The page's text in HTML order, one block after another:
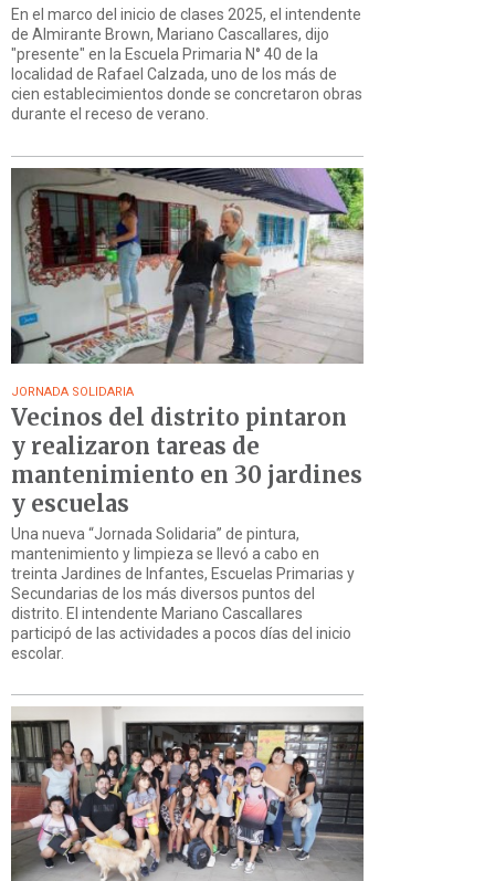
En el marco del inicio de clases 2025, el intendente
de Almirante Brown, Mariano Cascallares, dijo
"presente" en la Escuela Primaria N° 40 de la
localidad de Rafael Calzada, uno de los más de
cien establecimientos donde se concretaron obras
durante el receso de verano.
JORNADA SOLIDARIA
Vecinos del distrito pintaron
y realizaron tareas de
mantenimiento en 30 jardines
y escuelas
Una nueva “Jornada Solidaria” de pintura,
mantenimiento y limpieza se llevó a cabo en
treinta Jardines de Infantes, Escuelas Primarias y
Secundarias de los más diversos puntos del
distrito. El intendente Mariano Cascallares
participó de las actividades a pocos días del inicio
escolar.